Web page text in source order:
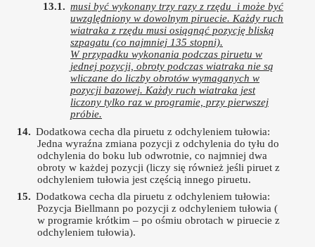
musi być wykonany trzy razy z rzędu i może być
uwzględniony w dowolnym piruecie. Każdy ruch
wiatraka z rzędu musi osiągnąć pozycję bliską
szpagatu (co najmniej 135 stopni).
W przypadku wykonania podczas piruetu w
jednej pozycji, obroty podczas wiatraka nie są
wliczane do liczby obrotów wymaganych w
pozycji bazowej. Każdy ruch wiatraka jest
liczony tylko raz w programie, przy pierwszej
próbie.
Dodatkowa cecha dla piruetu z odchyleniem tułowia:
Jedna wyraźna zmiana pozycji z odchylenia do tyłu do
odchylenia do boku lub odwrotnie, co najmniej dwa
obroty w każdej pozycji (liczy się również jeśli piruet z
odchyleniem tułowia jest częścią innego piruetu.
Dodatkowa cecha dla piruetu z odchyleniem tułowia:
Pozycja Biellmann po pozycji z odchyleniem tułowia (
w programie krótkim – po ośmiu obrotach w piruecie z
odchyleniem tułowia).